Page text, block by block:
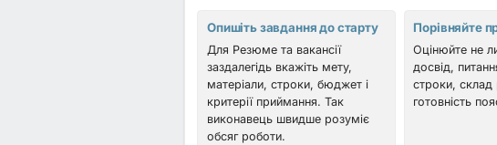
Опишіть завдання до старту
Для Резюме та вакансії
заздалегідь вкажіть мету,
матеріали, строки, бюджет і
критерії приймання. Так
виконавець швидше розуміє
обсяг роботи.
Порівняйте
Оцінюйте не
досвід,
строки, склад
готовність